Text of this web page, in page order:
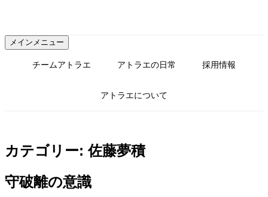
テ
ン
メインメニュー
チームアトラエ アトラエの日常 採用情報
アトラエについて
カテゴリー:佐藤夢積
守破離の意識